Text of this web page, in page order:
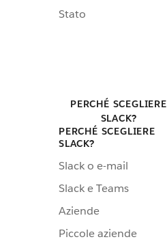
Stato
PERCHÉ SCEGLIERE
SLACK?
PERCHÉ SCEGLIERE
SLACK?
Slack o e-mail
Slack e Teams
Aziende
Piccole aziende